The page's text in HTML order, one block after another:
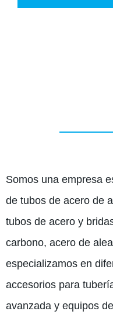
Somos una empresa
de tubos de acero de
tubos de acero y
carbono, acero de
especializamos en
accesorios para
avanzada y equipos